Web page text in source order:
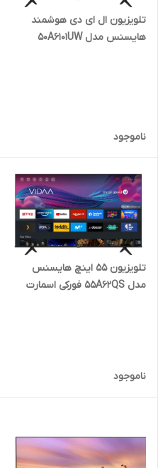
تلویزیون ال ای دی هوشمند
هایسنس مدل 50A6101UW
ناموجود
تلویزیون ۵۵ اینچ هایسنس
مدل 55A62QS فورکی اسمارت
ناموجود